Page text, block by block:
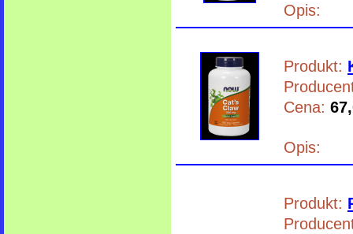
Opis:
Produkt:
Cena:
Opis:
Produkt: